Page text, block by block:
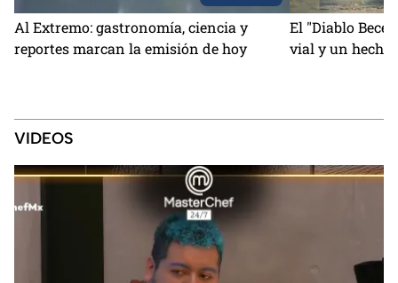
Al Extremo: gastronomía, ciencia y
reportes marcan la emisión de hoy
El "Diablo
vial y un hecho
VIDEOS